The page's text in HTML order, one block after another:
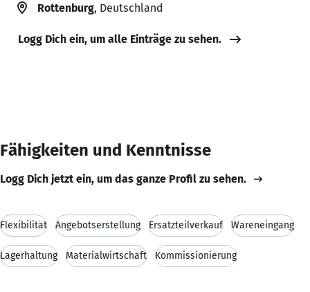
Rottenburg, Deutschland
Logg Dich ein, um alle Einträge zu sehen.
Fähigkeiten und Kenntnisse
Logg Dich jetzt ein, um das ganze Profil zu sehen.
Flexibilität Angebotserstellung Ersatzteilverkauf Wareneingang
Lagerhaltung Materialwirtschaft Kommissionierung